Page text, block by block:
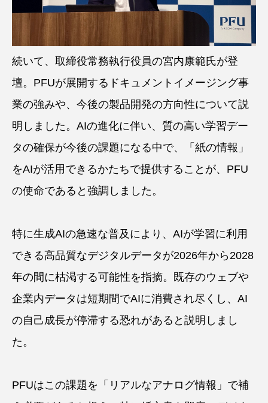
続いて、取締役常務執行役員の宮内康範氏が登
壇。PFUが展開するドキュメントイメージング事
業の強みや、今後の製品開発の方向性について説
明しました。AIの進化に伴い、質の高い学習デー
タの確保が今後の課題になる中で、「紙の情報」
をAIが活用できるかたちで提供することが、PFU
の使命であると強調しました。
特に生成AIの急速な普及により、AIが学習に利用
できる高品質なデジタルデータが2026年から2028
年の間に枯渇する可能性を指摘。既存のウェブや
企業内データは短期間でAIに消費され尽くし、AI
の自己成長が停滞する恐れがあると説明しまし
た。
PFUはこの課題を「リアルなアナログ情報」で補